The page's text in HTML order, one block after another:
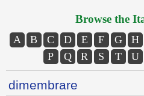
Browse the
A B C D E F G H
P
Q R S T U
dimembrare